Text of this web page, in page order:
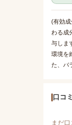
(有効
わる成
与しま
環境を
た、バ
口コ
まだ